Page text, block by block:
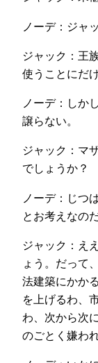
ノーデ：ジャ
ジャック：王
使うことにだ
ノーデ：しか
譲らない。
ジャック：マ
でしょうか？
ノーデ：じつ
とお考えなのだ
ジャック：え
ょう。だって
法建築にかか
を上げるわ、
わ、次から次
のごとく嫌わ